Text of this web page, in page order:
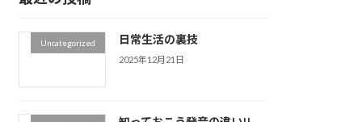
Uncategorized 日常生活の裏技
2025年12月21日